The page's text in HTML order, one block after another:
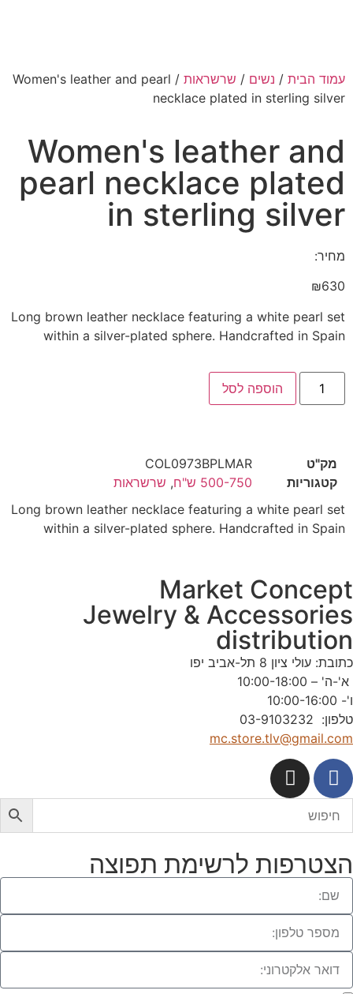
עמוד הבית/ נשים / שרשראות
/ Women's leather and pearl
necklace plated in sterling silver
Women's leather and
pearl necklace plated
in sterling silver
מחיר:
₪630
Long brown leather necklace featuring a white pearl set
within a silver-plated sphere. Handcrafted in Spain
הוספה לסל
מק"ט
COL0973BPLMAR
קטגוריות
500-750 ש"ח , שרשראות
Long brown leather necklace featuring a white pearl set
within a silver-plated sphere. Handcrafted in Spain
Market Concept
Jewelry & Accessories
distribution
כתובת: עולי ציון 8 תל-אביב יפו
א'-ה' – 10:00-18:00
ו'- 10:00-16:00
טלפון: 03-9103232
mc.store.tlv@gmail.com
הצטרפות לרשימת תפוצה